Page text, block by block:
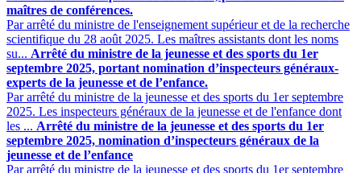
maîtres de conférences.
Par arrêté du ministre de l'enseignement supérieur et de la recherche
scientifique du 28 août 2025. Les maîtres assistants dont les noms
su... Arrêté du ministre de la jeunesse et des sports du 1er
septembre 2025, portant nomination d’inspecteurs généraux-
experts de la jeunesse et de l’enfance.
Par arrêté du ministre de la jeunesse et des sports du 1er septembre
2025. Les inspecteurs généraux de la jeunesse et de l'enfance dont
les ... Arrêté du ministre de la jeunesse et des sports du 1er
septembre 2025, nomination d’inspecteurs généraux de la
jeunesse et de l’enfance
Par arrêté du ministre de la jeunesse et des sports du 1er septembre